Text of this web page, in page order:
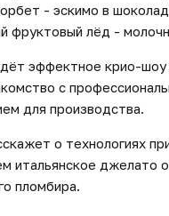
- эскимо в
фруктовый лёд -
эффектное крио-
с
для производства.
о технологиях
итальянское джелато
пломбира.